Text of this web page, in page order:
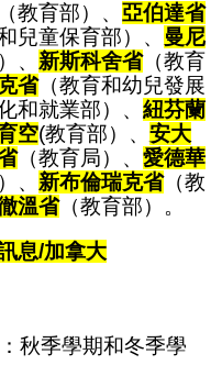
教育部）、 亞伯達省
兒童保育部）、 曼尼
、 新斯科舍省（教育
省（教育和幼兒發展
和就業部）、 紐芬蘭
空(教育部）、 安大
（教育局）、 愛德華
、 新布倫瑞克省（教
溫省（教育部）。
息/加拿大
秋季學期和冬季學